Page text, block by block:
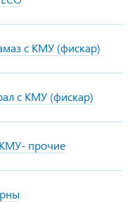
с КМУ (фискар)
с КМУ (фискар)
прочие